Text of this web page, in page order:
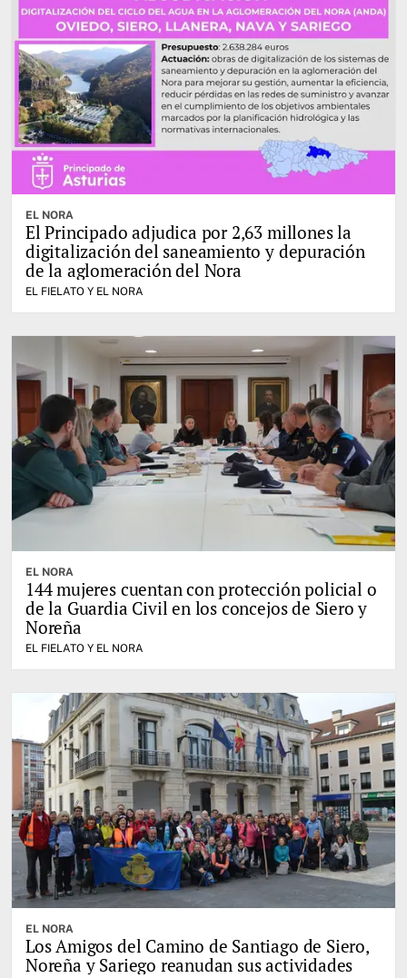
EL NORA
El Principado adjudica por 2,63 millones la
digitalización del saneamiento y depuración
de la aglomeración del Nora
EL FIELATO Y EL NORA
EL NORA
144 mujeres cuentan con protección policial o
de la Guardia Civil en los concejos de Siero y
Noreña
EL FIELATO Y EL NORA
EL NORA
Los Amigos del Camino de Santiago de Siero,
Noreña y Sariego reanudan sus actividades